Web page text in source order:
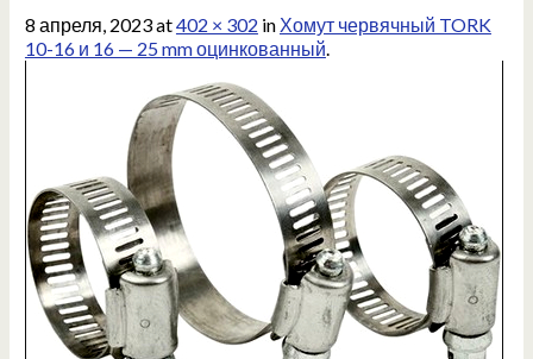
8 апреля, 2023at402 × 302 in Хомут червячный TORK
10-16 и 16 — 25 mm оцинкованный.